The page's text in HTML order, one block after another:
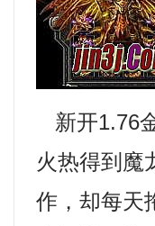
新开1.76
火热得到魔
作，却每天